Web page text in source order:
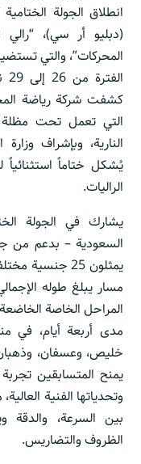
(دبليو أر سي)،
المحركات”، والتي
كشفت شركة رياضة
التي تعمل تحت مظلة
النارية، وبإشراف
يُشكل ختاماً استثنائياً
الراليات.
يشارك في الجولة
يمثلون 25
مدى أربعة أيام، في
خليص، وعسفان،
يمنح المتسابقين
وتحدياتها الفنية
بين السرعة، والدقة
الظروف والتضاريس.